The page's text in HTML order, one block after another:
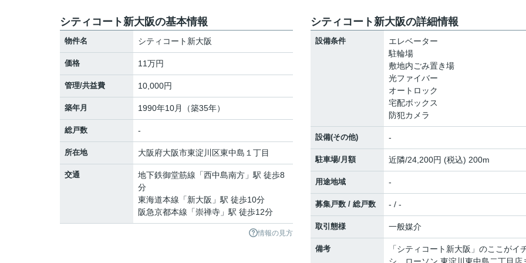
シティコート新大阪の基本情報
物件名 シティコート新大阪
価格 11万円
管理/共益費 10,000円
築年月 1990年10月（築35年）
総戸数 -
所在地 大阪府大阪市東淀川区東中島 １丁目
交通 地下鉄御堂筋線 「西中島南方 」駅 徒歩8
分
東海道本線 「新大阪 」駅 徒歩10分
阪急京都本線 「崇禅寺 」駅 徒歩12分
情報の見方
シティコート新大阪の詳細情報
設備条件
エレベーター
駐輪場
敷地内ごみ置き場
光ファイバー
オートロック
宅配ボックス
防犯カメラ
設備(その他) -
駐車場/月額 近隣/24,200円 (税込) 200m
用途地域 -
募集戸数 / 総戸数 - / -
取引態様 一般媒介
備考
「シティコート新大阪」のここがイ